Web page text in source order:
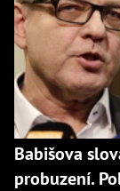
Babišova
probuzení.